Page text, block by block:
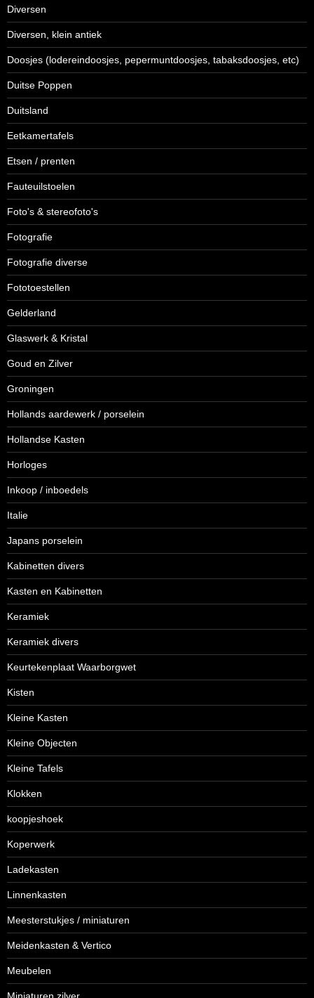
Diversen
Diversen, klein antiek
Doosjes (lodereindoosjes, pepermuntdoosjes, tabaksdoosjes, etc)
Duitse Poppen
Duitsland
Eetkamertafels
Etsen / prenten
Fauteuilstoelen
Foto's & stereofoto's
Fotografie
Fotografie diverse
Fototoestellen
Gelderland
Glaswerk & Kristal
Goud en Zilver
Groningen
Hollands aardewerk / porselein
Hollandse Kasten
Horloges
Inkoop / inboedels
Italie
Japans porselein
Kabinetten divers
Kasten en Kabinetten
Keramiek
Keramiek divers
Keurtekenplaat Waarborgwet
Kisten
Kleine Kasten
Kleine Objecten
Kleine Tafels
Klokken
koopjeshoek
Koperwerk
Ladekasten
Linnenkasten
Meesterstukjes / miniaturen
Meidenkasten & Vertico
Meubelen
Miniaturen zilver